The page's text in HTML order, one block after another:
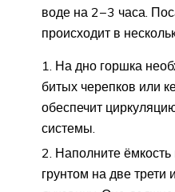
воде на 2−3 часа.
происходит в
На дно горшка
битых черепков или
обеспечит
системы.
Наполните
грунтом на две трети